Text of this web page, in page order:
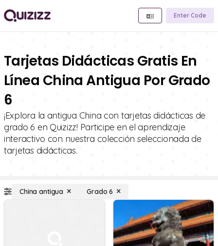
Enter Code
Tarjetas Didácticas Gratis En
Línea China Antigua Por Grado
6
¡Explora la antigua China con tarjetas didácticas de
grado 6 en Quizizz! Participe en el aprendizaje
interactivo con nuestra colección seleccionada de
tarjetas didácticas.
China antigua Grado 6